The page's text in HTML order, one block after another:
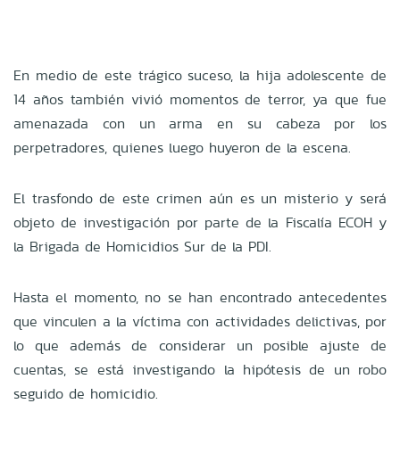
En medio de este trágico suceso, la hija adolescente de
14 años también vivió momentos de terror, ya que fue
amenazada con un arma en su cabeza por los
perpetradores, quienes luego huyeron de la escena.
El trasfondo de este crimen aún es un misterio y será
objeto de investigación por parte de la Fiscalía ECOH y
la Brigada de Homicidios Sur de la PDI.
Hasta el momento, no se han encontrado antecedentes
que vinculen a la víctima con actividades delictivas, por
lo que además de considerar un posible ajuste de
cuentas, se está investigando la hipótesis de un robo
seguido de homicidio.